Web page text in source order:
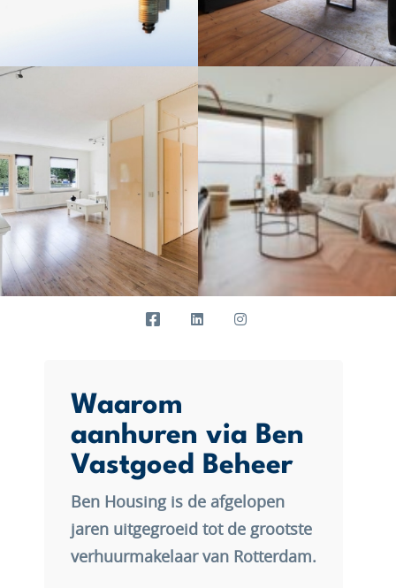
Waarom
aanhuren via Ben
Vastgoed Beheer
Ben Housing is de afgelopen
jaren uitgegroeid tot de grootste
verhuurmakelaar van Rotterdam.